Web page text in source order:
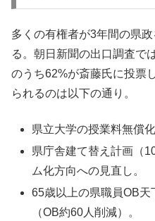
多くの有権者が3年間の県
る。朝日新聞の出口調査で
のうち62%が斎藤氏に投票
られるのは以下の通り。
県立大学の授業料無償
県庁舎建て替え計画（
ム化方向への見直し。
65歳以上の県職員OB
（OB約60人削減）。